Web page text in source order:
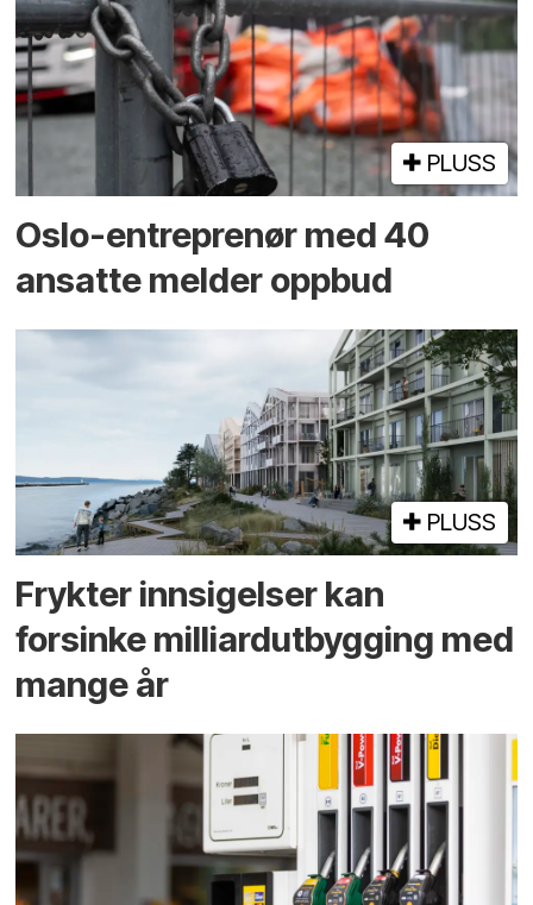
PLUSS
Oslo-entreprenør med 40
ansatte melder oppbud
PLUSS
Frykter innsigelser kan
forsinke milliard­utbygging med
mange år